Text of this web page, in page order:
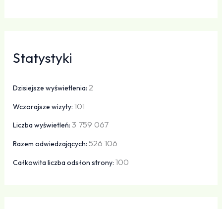
Statystyki
Dzisiejsze wyświetlenia:2
Wczorajsze wizyty:101
Liczba wyświetleń:3 759 067
Razem odwiedzających:526 106
Całkowita liczba odsłon strony:100